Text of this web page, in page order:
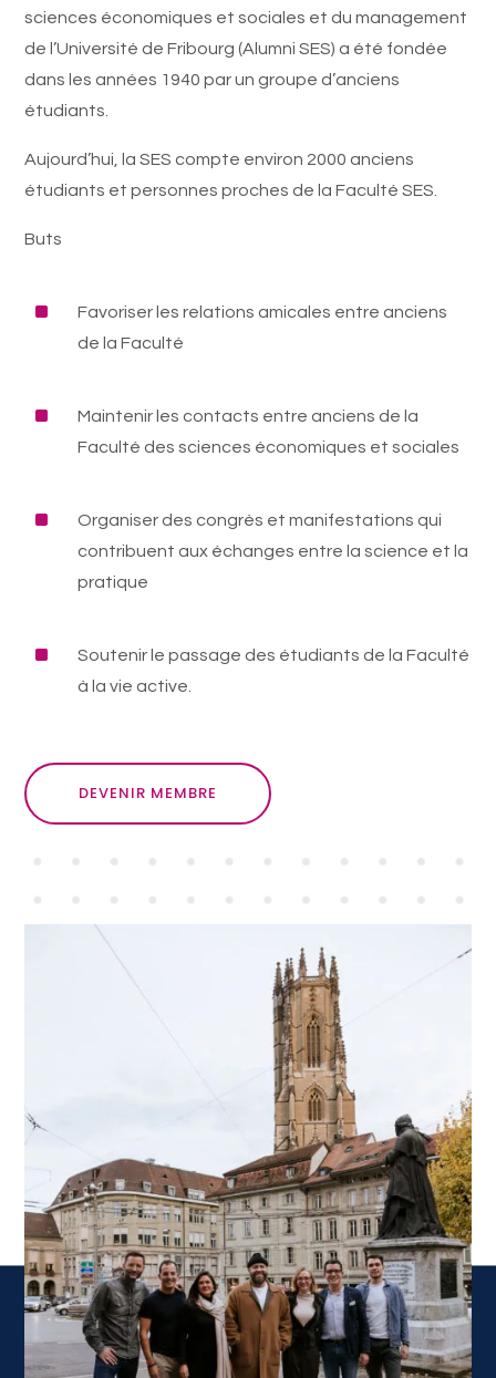
sciences économiques et sociales et du management
de l’Université de Fribourg (Alumni SES) a été fondée
dans les années 1940 par un groupe d’anciens
étudiants.
Aujourd’hui, la SES compte environ 2000 anciens
étudiants et personnes proches de la Faculté SES.
Buts
^
Favoriser les relations amicales entre anciens
de la Faculté
^
Maintenir les contacts entre anciens de la
Faculté des sciences économiques et sociales
^
Organiser des congrès et manifestations qui
contribuent aux échanges entre la science et la
pratique
^
Soutenir le passage des étudiants de la Faculté
à la vie active.
DEVENIR MEMBRE